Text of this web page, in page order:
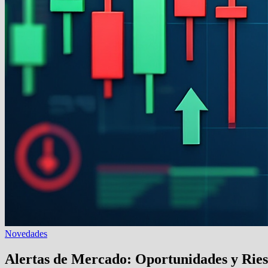
Novedades
Alertas de Mercado: Oportunidades y